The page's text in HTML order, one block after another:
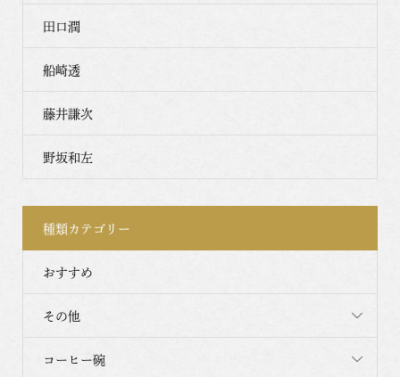
田口潤
船崎透
藤井謙次
野坂和左
種類カテゴリー
おすすめ
その他
コーヒー碗